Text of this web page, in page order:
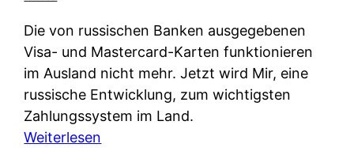
n
a
t
i
v
e
Die von russischen Banken ausgegebenen
Visa- und Mastercard-Karten funktionieren
im Ausland nicht mehr. Jetzt wird Mir, eine
russische Entwicklung, zum wichtigsten
Zahlungssystem im Land.
Weiterlesen